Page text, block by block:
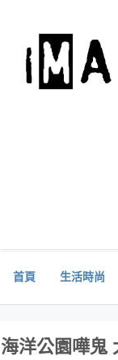
首頁 生活時尚
海洋公園嘩鬼